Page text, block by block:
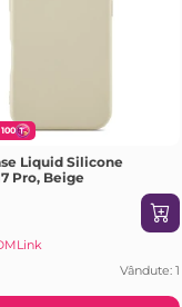
Liquid Silicone
Pro, Beige
Vândute: 1